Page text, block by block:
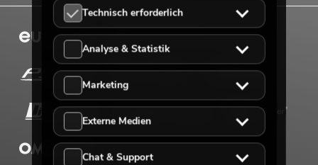
Technisch erforderlich
Analyse & Statistik
Marketing
Externe Medien
Chat & Support